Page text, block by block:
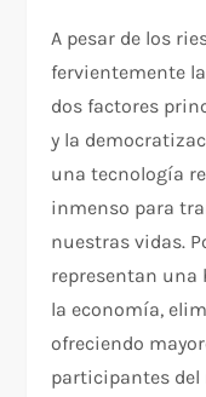
A pesar de los
fervientemente
dos factores
y la
una tecnología
inmenso para
nuestras vidas.
representan
la economía,
ofreciendo
participantes del